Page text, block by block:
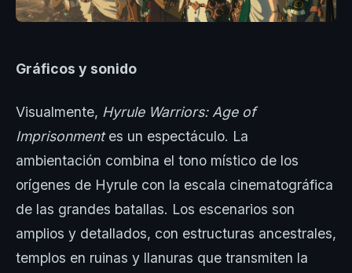
Gráficos y sonido
Visualmente, Hyrule Warriors: Age of
Imprisonmentes un espectáculo. La
ambientación combina el tono místico de los
orígenes de Hyrule con la escala cinematográfica
de las grandes batallas. Los escenarios son
amplios y detallados, con estructuras ancestrales,
templos en ruinas y llanuras que transmiten la